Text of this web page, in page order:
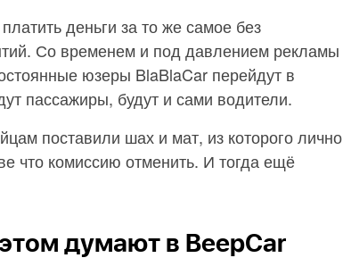
деньги за то же самое без
Со временем и под давлением рекламы
юзеры BlaBlaCar перейдут в
пассажиры, будут и сами водители.
поставили шах и мат, из которого лично
что комиссию отменить. И тогда ещё
думают в BeepCar